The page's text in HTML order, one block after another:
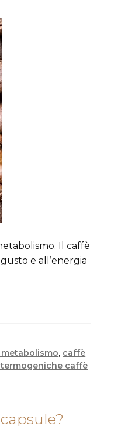
Il caffè
e all’energia
, caffè
caffè